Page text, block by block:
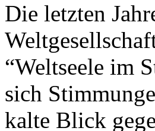
Die letzten
“Weltseele im
sich
kalte Blick